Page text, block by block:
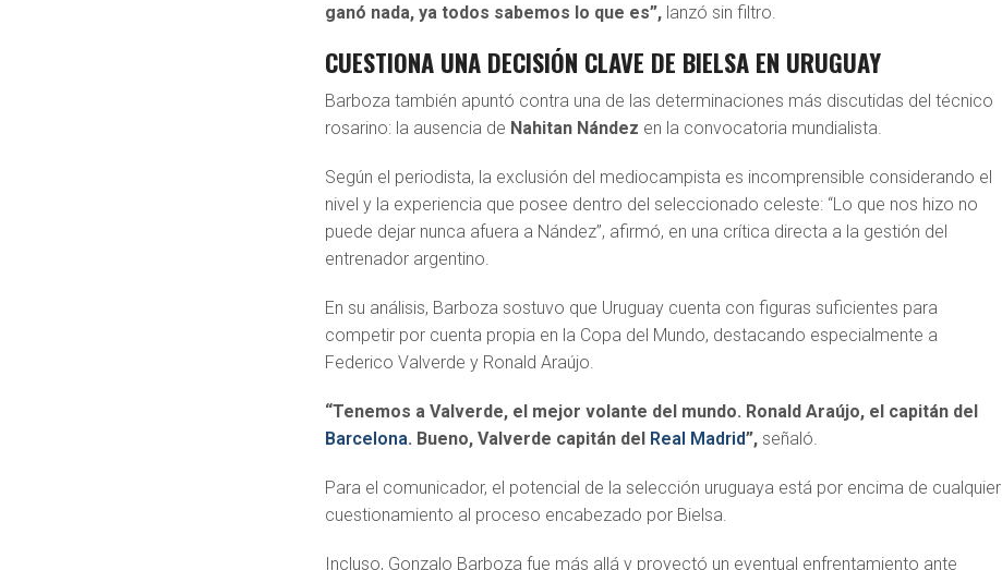
ganó nada, ya todos sabemos lo que es”, lanzó sin filtro.
CUESTIONA UNA DECISIÓN CLAVE DE BIELSA EN URUGUAY
Barboza también apuntó contra una de las determinaciones más discutidas del técnico
rosarino: la ausencia de Nahitan Nández en la convocatoria mundialista.
Según el periodista, la exclusión del mediocampista es incomprensible considerando el
nivel y la experiencia que posee dentro del seleccionado celeste: “Lo que nos hizo no
puede dejar nunca afuera a Nández”, afirmó, en una crítica directa a la gestión del
entrenador argentino.
En su análisis, Barboza sostuvo que Uruguay cuenta con figuras suficientes para
competir por cuenta propia en la Copa del Mundo, destacando especialmente a
Federico Valverde y Ronald Araújo.
“Tenemos a Valverde, el mejor volante del mundo. Ronald Araújo, el capitán del
Barcelona. Bueno, Valverde capitán del Real Madrid”, señaló.
Para el comunicador, el potencial de la selección uruguaya está por encima de cualquier
cuestionamiento al proceso encabezado por Bielsa.
Incluso, Gonzalo Barboza fue más allá y proyectó un eventual enfrentamiento ante